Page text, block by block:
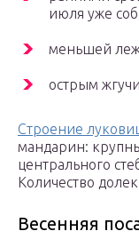
июля уже
меньшей
острым
Строение
мандарин:
центрального
Количество
Весенняя